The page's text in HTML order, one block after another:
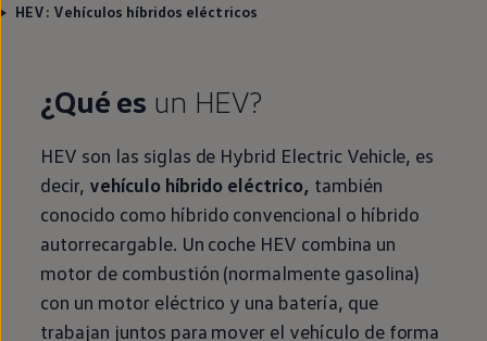
HEV: Vehículos híbridos eléctricos
¿Qué es un HEV?
HEV son las siglas de Hybrid Electric Vehicle, es
decir, vehículo híbrido eléctrico, también
conocido como híbrido convencional o híbrido
autorrecargable. Un coche HEV combina un
motor de combustión (normalmente gasolina)
con un motor eléctrico y una batería, que
trabajan juntos para mover el vehículo de forma